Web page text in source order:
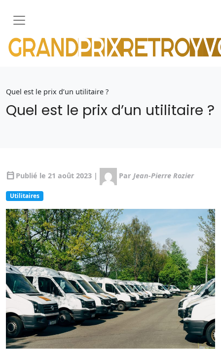
Quel est le prix d’un utilitaire ?
Quel est le prix d’un utilitaire ?
calendar_today Publié le 21 août 2023 | Par Jean-Pierre Rozier
Utilitaires